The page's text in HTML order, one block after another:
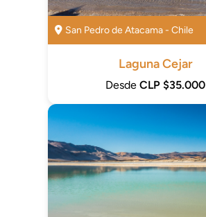
San Pedro de Atacama - Chile
Laguna Cejar
Desde CLP $35.000